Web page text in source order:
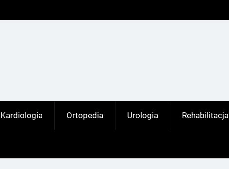
Kardiologia Ortopedia Urologia Rehabilitacja